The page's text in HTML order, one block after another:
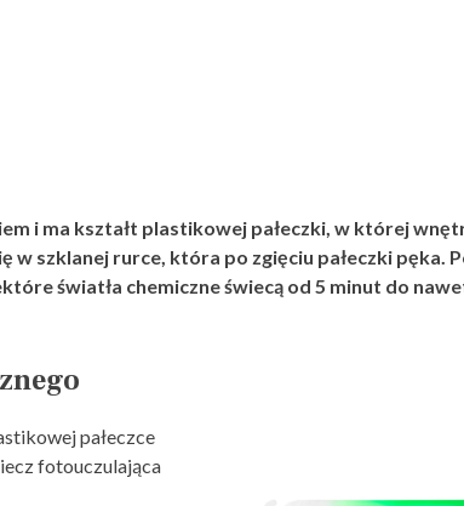
i ma kształt plastikowej pałeczki, w której
w szklanej rurce, która po zgięciu pałeczki pęka.
światła chemiczne świecą od 5 minut do
pałeczce
fotouczulająca